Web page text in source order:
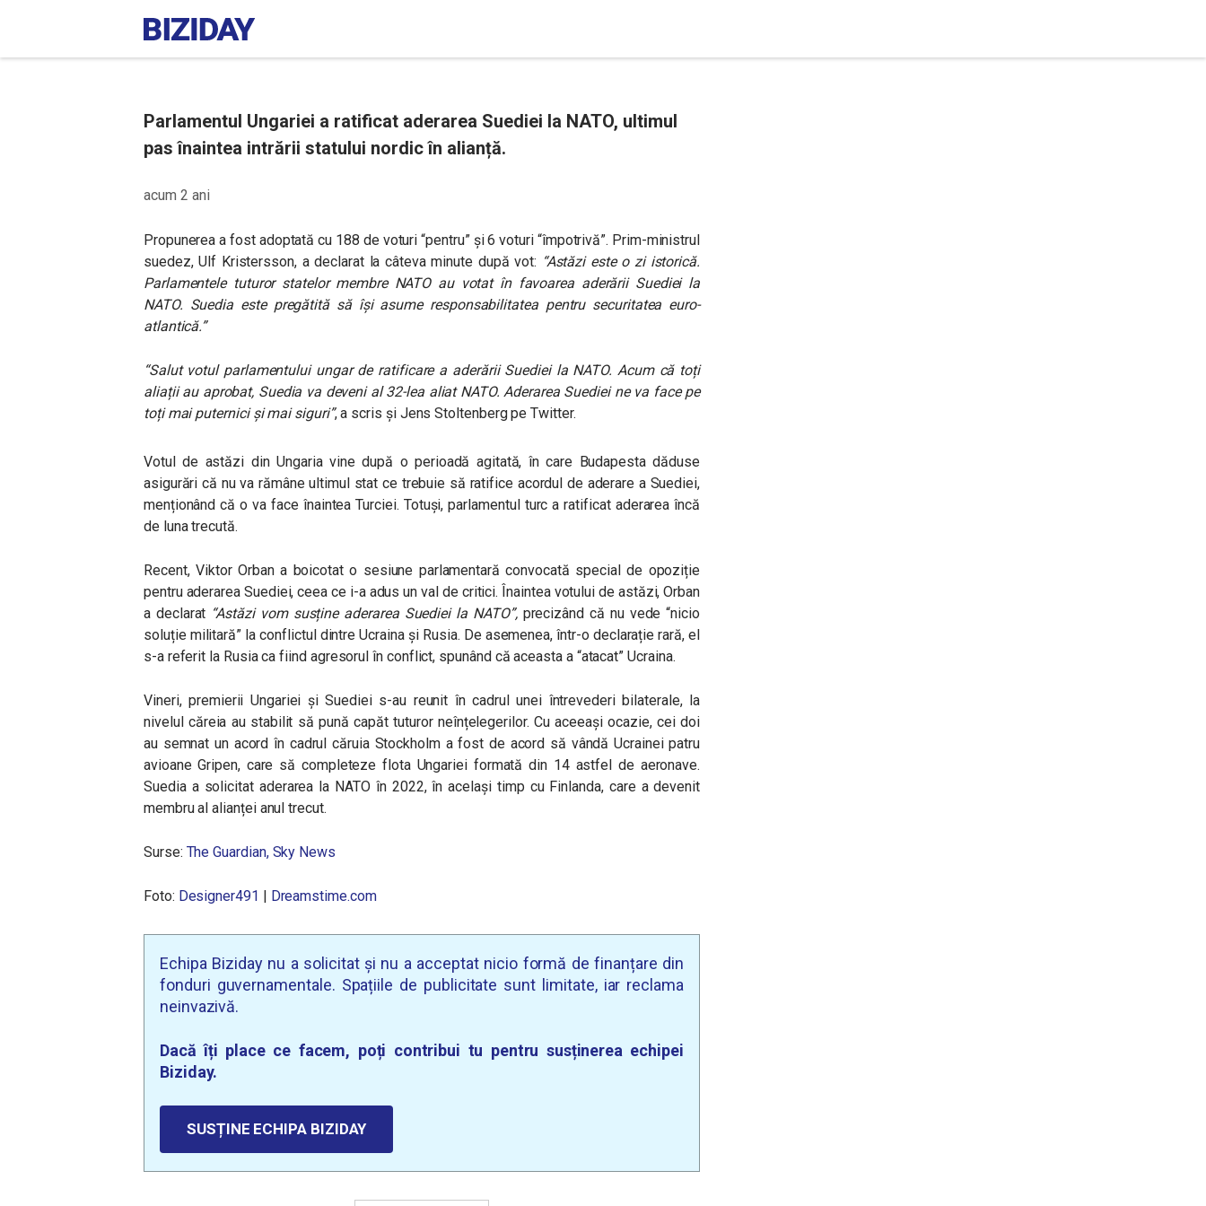
Parlamentul Ungariei a ratificat aderarea Suediei la NATO, ultimul
pas înaintea intrării statului nordic în alianță.
acum 2 ani
Propunerea a fost adoptată cu 188 de voturi “pentru” și 6 voturi “împotrivă”. Prim-ministrul
suedez, Ulf Kristersson, a declarat la câteva minute după vot: “Astăzi este o zi istorică.
Parlamentele tuturor statelor membre NATO au votat în favoarea aderării Suediei la
NATO. Suedia este pregătită să își asume responsabilitatea pentru securitatea euro-
atlantică.”
“Salut votul parlamentului ungar de ratificare a aderării Suediei la NATO. Acum că toți
aliații au aprobat, Suedia va deveni al 32-lea aliat NATO. Aderarea Suediei ne va face pe
toți mai puternici și mai siguri”, a scris și Jens Stoltenberg pe Twitter.
Votul de astăzi din Ungaria vine după o perioadă agitată, în care Budapesta dăduse
asigurări că nu va rămâne ultimul stat ce trebuie să ratifice acordul de aderare a Suediei,
menționând că o va face înaintea Turciei. Totuși, parlamentul turc a ratificat aderarea încă
de luna trecută.
Recent, Viktor Orban a boicotat o sesiune parlamentară convocată special de opoziție
pentru aderarea Suediei, ceea ce i-a adus un val de critici. Înaintea votului de astăzi, Orban
a declarat “Astăzi vom susține aderarea Suediei la NATO”,precizând că nu vede “nicio
soluție militară” la conflictul dintre Ucraina și Rusia. De asemenea, într-o declarație rară, el
s-a referit la Rusia ca fiind agresorul în conflict, spunând că aceasta a “atacat” Ucraina.
Vineri, premierii Ungariei și Suediei s-au reunit în cadrul unei întrevederi bilaterale, la
nivelul căreia au stabilit să pună capăt tuturor neînțelegerilor. Cu aceeași ocazie, cei doi
au semnat un acord în cadrul căruia Stockholm a fost de acord să vândă Ucrainei patru
avioane Gripen, care să completeze flota Ungariei formată din 14 astfel de aeronave.
Suedia a solicitat aderarea la NATO în 2022, în același timp cu Finlanda, care a devenit
membru al alianței anul trecut.
Surse: The Guardian, Sky News
Foto: Designer491 | Dreamstime.com
Echipa Biziday nu a solicitat și nu a acceptat nicio formă de finanțare din
fonduri guvernamentale. Spațiile de publicitate sunt limitate, iar reclama
neinvazivă.
Dacă îți place ce facem, poți contribui tu pentru susținerea echipei
Biziday.
SUSȚINE ECHIPA BIZIDAY